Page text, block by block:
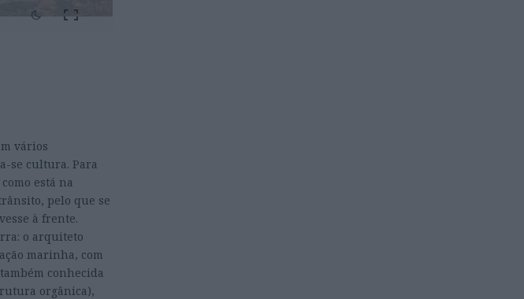
vários
se cultura. Para
está na
pelo que se
à frente.
o arquiteto
marinha, com
conhecida
orgânica),